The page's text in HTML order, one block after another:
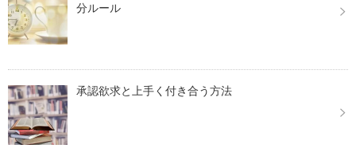
分ルール
承認欲求と上手く付き合う方法